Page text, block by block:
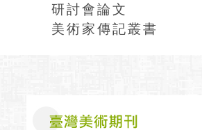
研討會論文
美術家傳記叢書